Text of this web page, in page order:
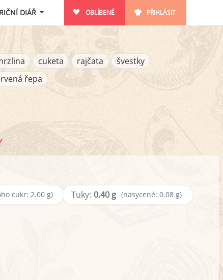
DIÁŘ OBLÍBENÉ PŘIHLÁSIT
cuketa rajčata
švestky
řepa
cukr: 2.00 g) Tuky: 0.40 g (nasycené: 0.08 g)